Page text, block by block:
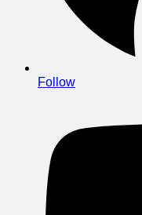
Follow